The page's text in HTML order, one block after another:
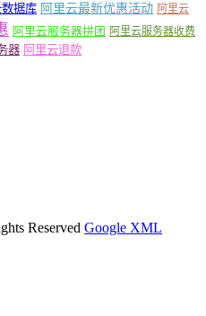
数据库 阿里云最新优惠活动 阿里云
阿里云服务器拼团 阿里云服务器收费
器 阿里云退款
Reserved Google XML